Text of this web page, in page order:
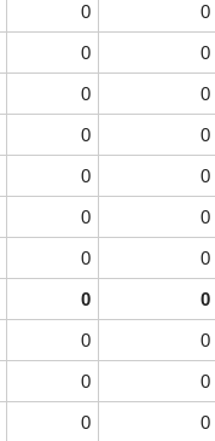
0 0
0 0
0 0
0 0
0 0
0 0
0 0
0 0
0 0
0 0
0 0